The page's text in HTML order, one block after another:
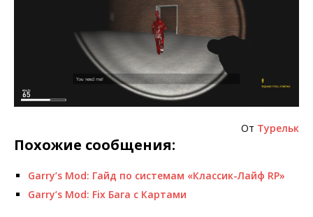
От Турельк
Похожие сообщения:
Garry’s Mod: Гайд по системам «Классик-Лайф RP»
Garry’s Mod: Fix Бага с Картами